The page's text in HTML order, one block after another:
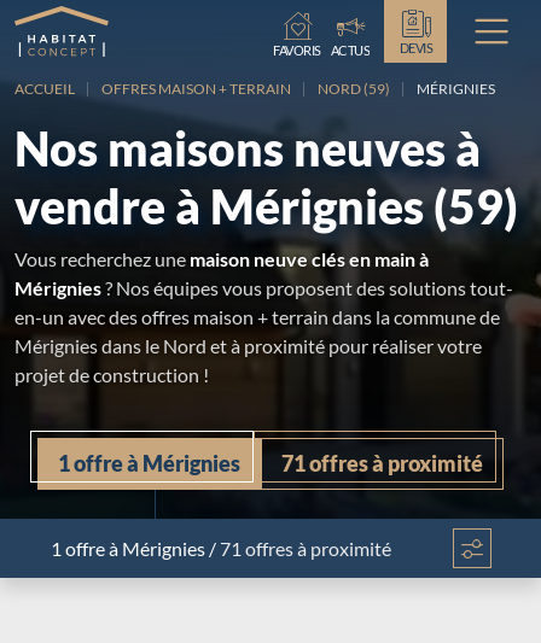
Chargement...
FAVORIS
ACTUS DEVIS
ACCUEIL OFFRES MAISON + TERRAIN NORD (59) MÉRIGNIES
Nos maisons neuves à
vendre à Mérignies (59)
Vous recherchez une maison neuve clés en main à
Mérignies? Nos équipes vous proposent des solutions tout-
en-un avec des offres maison + terrain dans la commune de
Mérignies dans le Nord et à proximité pour réaliser votre
projet de construction !
1 offre à Mérignies 71 offres à proximité
1 offreà Mérignies / 71 offres à proximité